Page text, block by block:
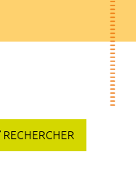
RECHERCHER